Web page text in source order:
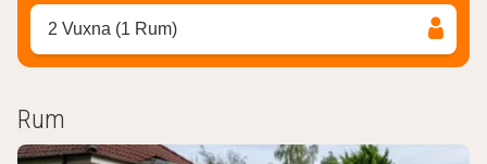
2 Vuxna (1 Rum)
Rum